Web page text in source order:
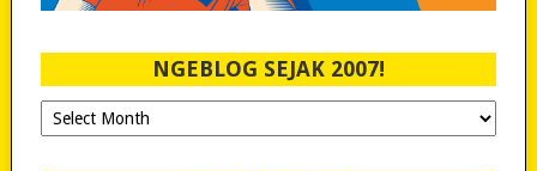
NGEBLOG SEJAK 2007!
Ngeblog
Sejak